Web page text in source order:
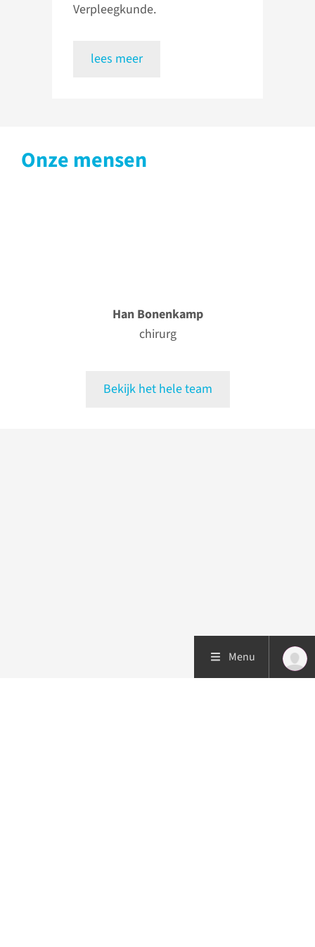
Verpleegkunde.
lees meer
Onze mensen
Han Bonenkamp
chirurg
Bekijk het hele team
Menu